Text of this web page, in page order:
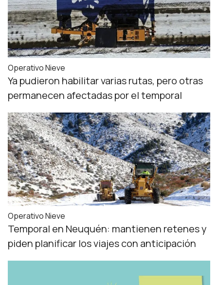
Operativo Nieve
Ya pudieron habilitar varias rutas, pero otras
permanecen afectadas por el temporal
Operativo Nieve
Temporal en Neuquén: mantienen retenes y
piden planificar los viajes con anticipación